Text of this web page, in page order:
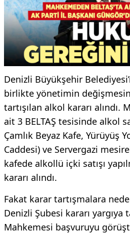
Denizli Büyükşehir
birlikte yönetimin
tartışılan alkol kararı alındı.
ait 3 BELTAŞ tesisinde alkol
Çamlık Beyaz Kafe, Yürüyüş
Caddesi) ve Servergazi
kafede alkollü içki satışı
kararı alındı.
Fakat karar tartışmalara
Denizli Şubesi kararı yargıya
Mahkemesi başvuruyu